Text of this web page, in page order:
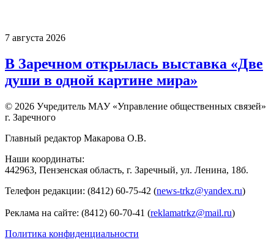
7 августа 2026
В Заречном открылась выставка «Две
души в одной картине мира»
© 2026 Учредитель МАУ «Управление общественных связей»
г. Заречного
Главный редактор Макарова О.В.
Наши координаты:
442963, Пензенская область, г. Заречный, ул. Ленина, 18б.
Телефон редакции: (8412) 60-75-42 (news-trkz@yandex.ru)
Реклама на сайте: (8412) 60-70-41 (reklamatrkz@mail.ru)
Политика конфиденциальности